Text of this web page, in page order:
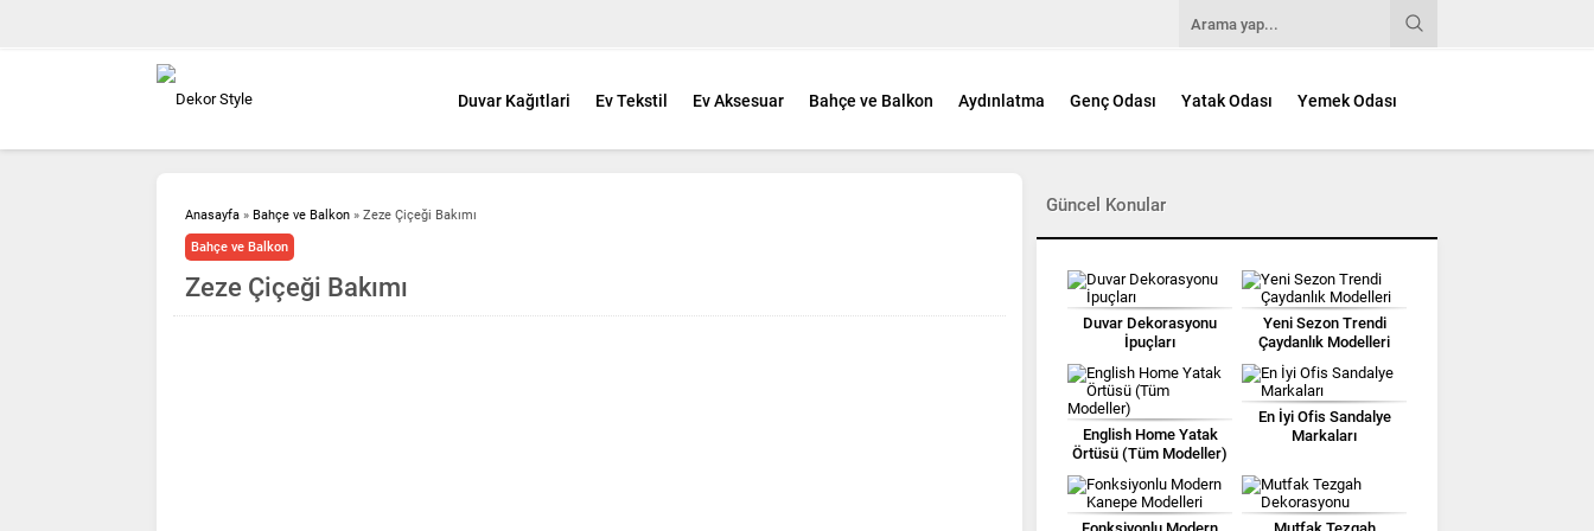
Duvar Kağıtlari Ev Tekstil Ev Aksesuar Bahçe ve Balkon Aydınlatma Genç Odası Yatak Odası Yemek Odası
Anasayfa » Bahçe ve Balkon » Zeze Çiçeği Bakımı
Bahçe ve Balkon
Zeze Çiçeği Bakımı
Güncel Konular
Duvar Dekorasyonu
İpuçları
Yeni Sezon Trendi
Çaydanlık Modelleri
English Home Yatak
Örtüsü (Tüm Modeller)
En İyi Ofis Sandalye
Markaları